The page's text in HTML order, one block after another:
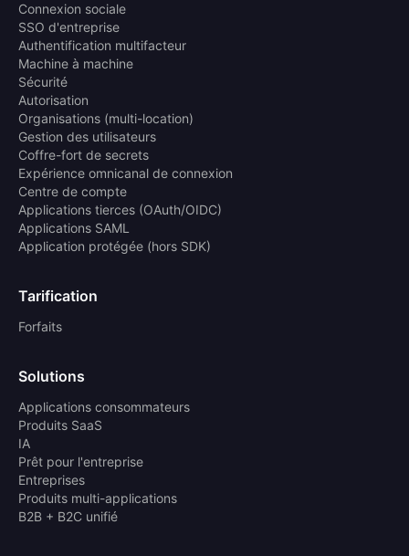
Connexion sociale
SSO d'entreprise
Authentification multifacteur
Machine à machine
Sécurité
Autorisation
Organisations (multi-location)
Gestion des utilisateurs
Coffre-fort de secrets
Expérience omnicanal de connexion
Centre de compte
Applications tierces (OAuth/OIDC)
Applications SAML
Application protégée (hors SDK)
Tarification
Forfaits
Solutions
Applications consommateurs
Produits SaaS
IA
Prêt pour l'entreprise
Entreprises
Produits multi-applications
B2B + B2C unifié